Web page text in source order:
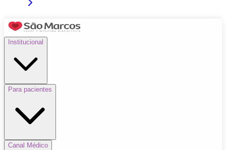
Institucional
Para pacientes
Canal Médico